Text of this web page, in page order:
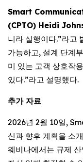
Smart
(CPTO) Heidi
니라 실행이다.”라고
가능하고, 설계 단계
미 있는 고객 상호작
있다.”라고 설명했다.
추가 자료
2026년 2월 10일,
신과 향후 계획을 소
웨비나에서는 규제